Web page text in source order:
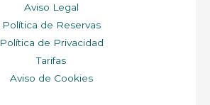
Aviso Legal
Política de Reservas
Política de Privacidad
Tarifas
Aviso de Cookies